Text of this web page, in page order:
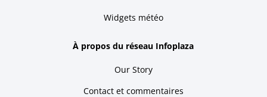
Widgets météo
À propos du réseau Infoplaza
Our Story
Contact et commentaires